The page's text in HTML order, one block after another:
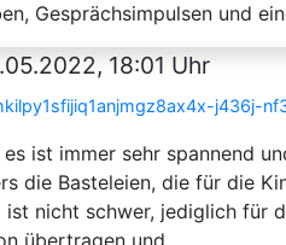
Gesprächsimpulsen und
18:01 Uhr
j436j-
ist immer sehr spannend
die Basteleien, die für die
nicht schwer, jediglich für
übertragen und ...